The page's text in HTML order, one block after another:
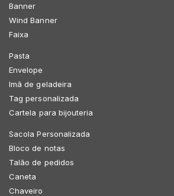
Banner
Wind Banner
Faixa
Pasta
Envelope
Imã de geladeira
Tag personalizada
Cartela para bijouteria
Sacola Personalizada
Bloco de notas
Talão de pedidos
Caneta
Chaveiro